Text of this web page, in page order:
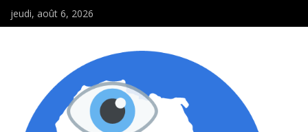
jeudi, août 6, 2026